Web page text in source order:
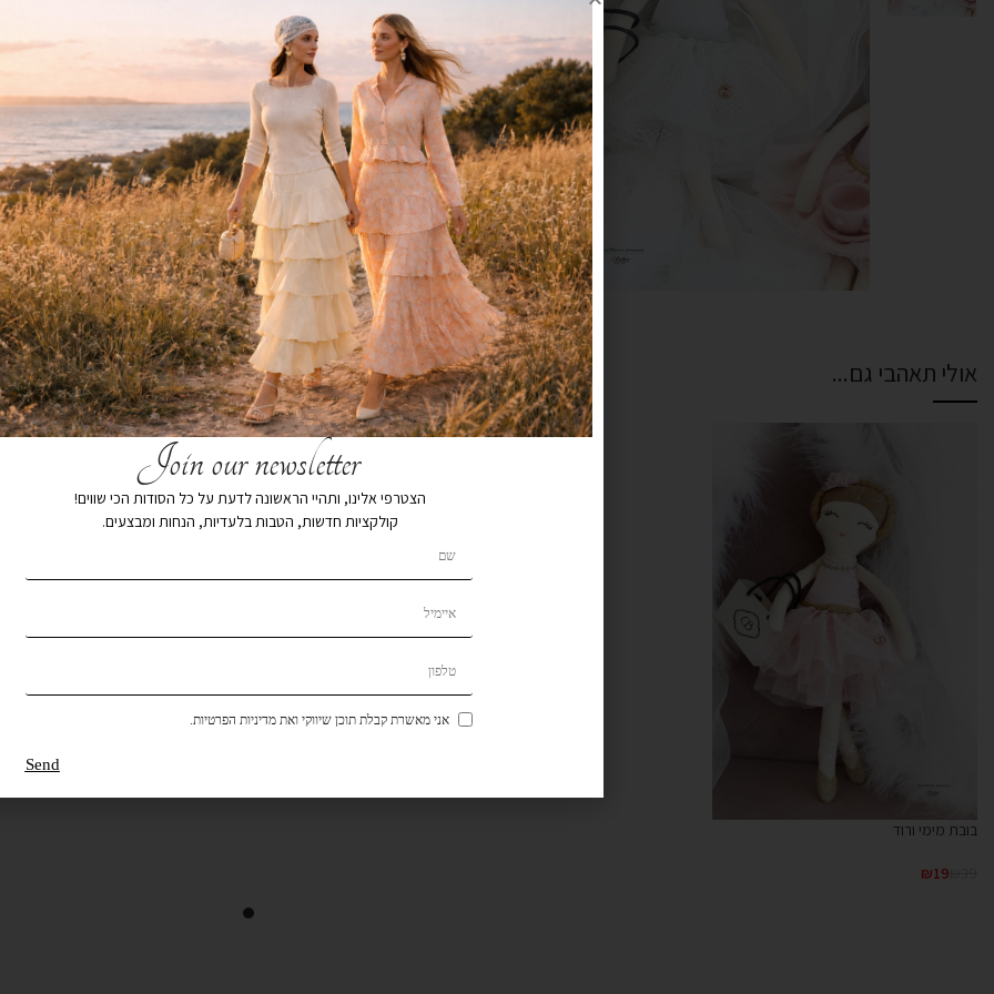
הוסף לרשימת המשאלות
משלוחים
החזרות והחלפות
אולי תאהבי גם...
בובת מימי ורוד
₪19
Join our newsletter
הצטרפי אלינו, ותהיי הראשונה לדעת על כל הסודות הכי שווים!
קולקציות חדשות, הטבות בלעדיות, הנחות ומבצעים.
אני מאשרת קבלת תוכן שיווקי ואת מדיניות הפרטיות.
Send